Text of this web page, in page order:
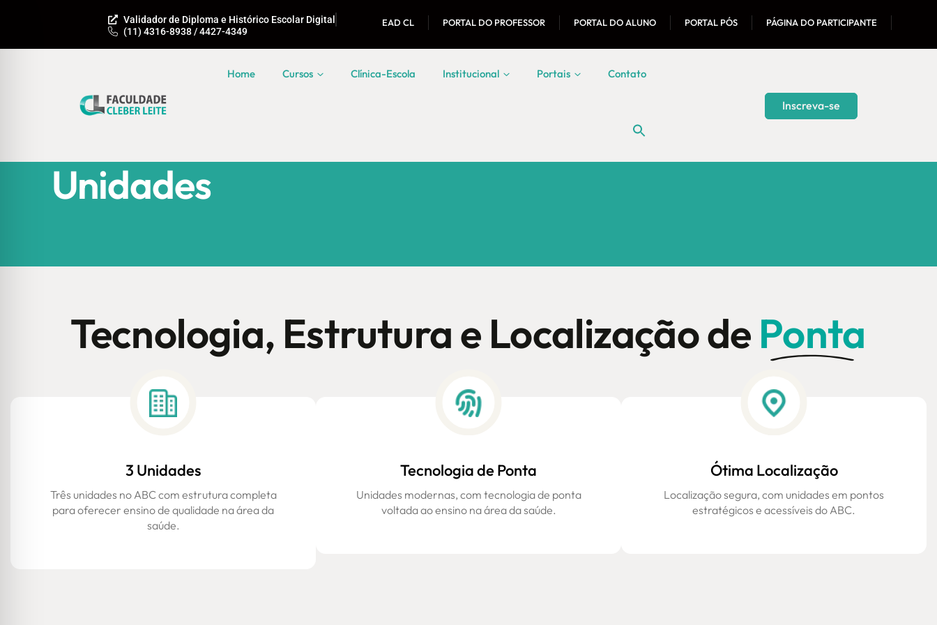
Validador de Diploma e Histórico Escolar Digital
(11) 4316-8938 / 4427-4349
EAD CL PORTAL DO PROFESSOR PORTAL DO ALUNO PORTAL PÓS PÁGINA DO PARTICIPANTE
Home Cursos Clínica-Escola Institucional Portais Contato
Inscreva-se
Unidades
Tecnologia, Estrutura e Localização de Ponta
3 Unidades
Três unidades no ABC com estrutura completa
para oferecer ensino de qualidade na área da
saúde.
Tecnologia de Ponta
Unidades modernas, com tecnologia de ponta
voltada ao ensino na área da saúde.
Ótima Localização
Localização segura, com unidades em pontos
estratégicos e acessíveis do ABC.